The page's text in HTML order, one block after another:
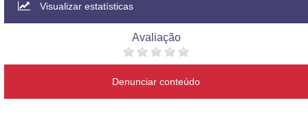
Visualizar estatísticas
Avaliação
Denunciar conteúdo